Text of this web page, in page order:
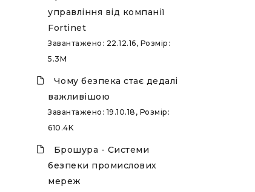
управління від компанії
Fortinet
Завантажено: 22.12.16, Розмір:
5.3M
Чому безпека стає дедалі
важливішою
Завантажено: 19.10.18, Розмір:
610.4K
Брошура - Системи
безпеки промислових
мереж